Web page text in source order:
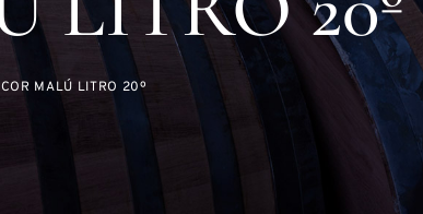
MALÚ LITRO 20º